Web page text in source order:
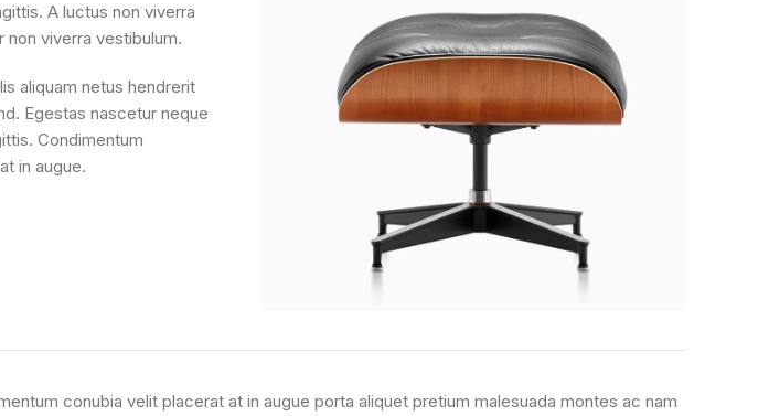
A luctus non viverra
viverra vestibulum.
aliquam netus hendrerit
Egestas nascetur neque
Condimentum
in augue.
conubia velit placerat at in augue porta aliquet pretium malesuada montes ac nam